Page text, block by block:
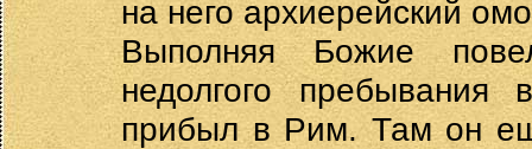
на него архиерейский
Выполняя Божие
недолгого
прибыл в Рим. Там он